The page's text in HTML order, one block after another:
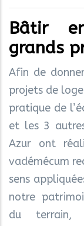
Bâtir
grands
Afin de
projets de
pratique de
et les 3
Azur ont
vadémécum
sens
notre
du terrain,